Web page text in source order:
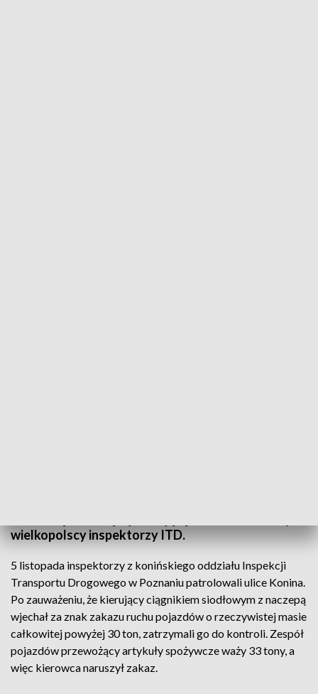
wielkopolscy inspektorzy ITD.
5 listopada inspektorzy z konińskiego oddziału Inspekcji
Transportu Drogowego w Poznaniu patrolowali ulice Konina.
Po zauważeniu, że kierujący ciągnikiem siodłowym z naczepą
wjechał za znak zakazu ruchu pojazdów o rzeczywistej masie
całkowitej powyżej 30 ton, zatrzymali go do kontroli. Zespół
pojazdów przewożący artykuły spożywcze waży 33 tony, a
więc kierowca naruszył zakaz.